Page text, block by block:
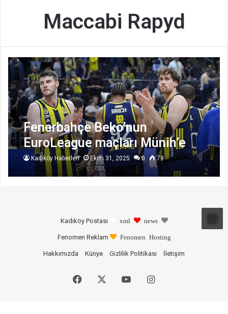
Maccabi Rapyd
Fenerbahçe Beko’nun
EuroLeague maçları Münih’e
alındı
Kadıköy Haberleri Ekim 31, 2025 0 79
Kadıköy Postası xml news
Fenomen Reklam Fenomen Hosting
Hakkımızda Künye Gizlilik Politikası İletişim
Facebook YouTubeInstagram